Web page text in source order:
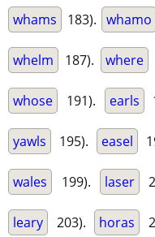
whams 183). whamo
whelm 187). where
whose 191). earls
yawls 195). easel
wales 199). laser
leary 203). horas